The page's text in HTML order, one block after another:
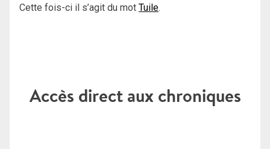
Cette fois-ci il s’agit du mot Tuile.
Accès direct aux chroniques